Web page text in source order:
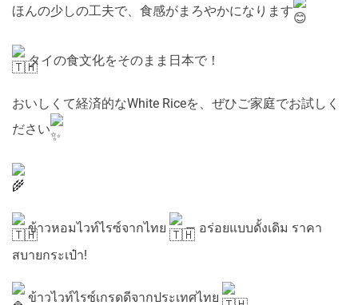
ほんの少しの工夫で、食感がまろやかになります
タイの食文化をそのまま日本で！
おいしくて経済的なWhite Riceを、ぜひご家庭でお試しく
ださい
ข้าวหอมไวท์ไรซ์จากไทย
— อร่อยแบบดั้งเดิม ราคา
สบายกระเป๋า!
ข้าวไวท์ไรซ์เกรดดีจากประเทศไทย